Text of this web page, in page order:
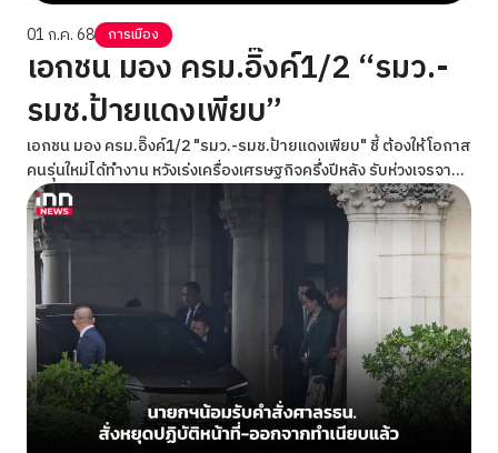
01 ก.ค. 68 การเมือง
เอกชน มอง ครม.อิ๊งค์1/2 “รมว.-
รมช.ป้ายแดงเพียบ”
เอกชน มอง ครม.อิ๊งค์1/2 "รมว.-รมช.ป้ายแดงเพียบ" ชี้ ต้องให้โอกาส
คนรุ่นใหม่ได้ทำงาน หวังเร่งเครื่องเศรษฐกิจครึ่งปีหลัง รับห่วงเจรจา
ภาษีทรัมป์-เอฟทีเอ แต่มั่นใจรมว.พาณิชย์คนใหม่สานต่อได้